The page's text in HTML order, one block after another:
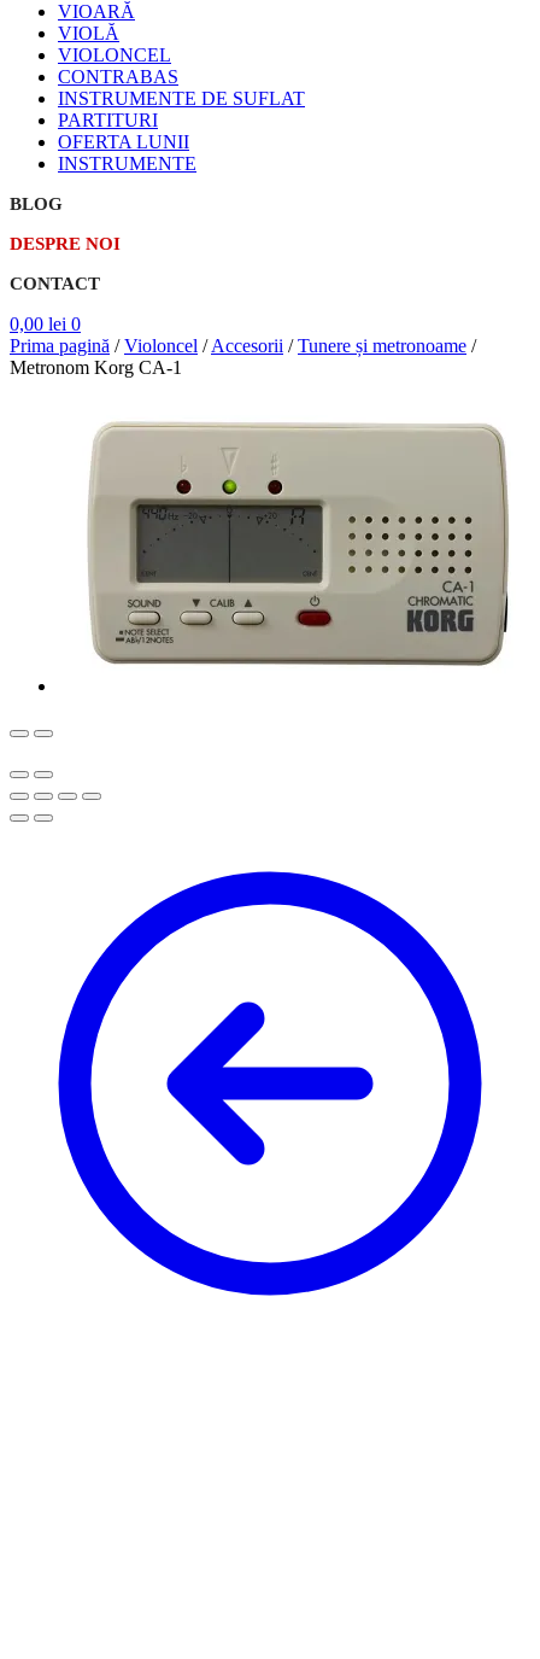
VIOARĂ
VIOLĂ
VIOLONCEL
CONTRABAS
INSTRUMENTE DE SUFLAT
PARTITURI
OFERTA LUNII
INSTRUMENTE
BLOG
DESPRE NOI
CONTACT
0,00 lei 0
Prima pagină /Violoncel /Accesorii /Tunere și metronoame /
Metronom Korg CA-1